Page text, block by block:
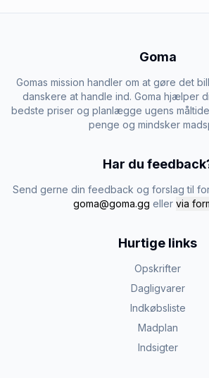
Goma
Gomas mission handler om at gøre det
danskere at handle ind. Goma hjælper
bedste priser og planlægge ugens
penge og mindsker
Har du
Send gerne din feedback og forslag til
goma@goma.gg eller via
Hurtige links
Opskrifter
Dagligvarer
Indkøbsliste
Madplan
Indsigter